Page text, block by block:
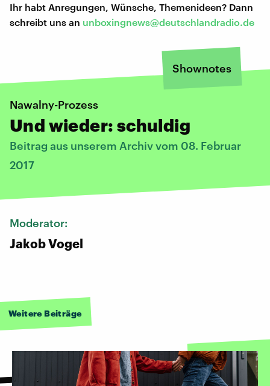
Ihr habt Anregungen, Wünsche, Themenideen? Dann
schreibt uns an unboxingnews@deutschlandradio.de
Shownotes
​Nawalny-Prozess
Und wieder: schuldig
Beitrag aus unserem Archiv vom 08. Februar
2017
Moderator:
Jakob Vogel
Weitere Beiträge